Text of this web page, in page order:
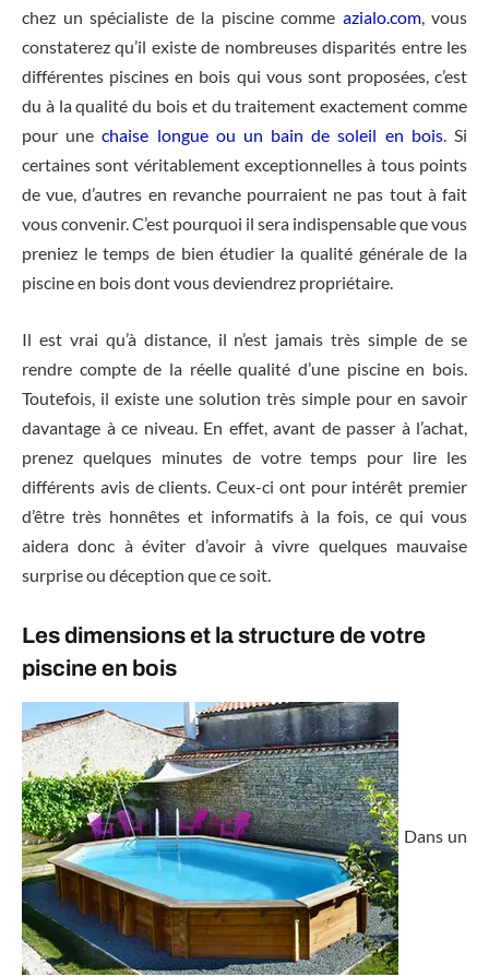
chez un spécialiste de la piscine comme azialo.com, vous
constaterez qu’il existe de nombreuses disparités entre les
différentes piscines en bois qui vous sont proposées, c’est
du à la qualité du bois et du traitement exactement comme
pour unechaise longue ou un bain de soleil en bois. Si
certaines sont véritablement exceptionnelles à tous points
de vue, d’autres en revanche pourraient ne pas tout à fait
vous convenir. C’est pourquoi il sera indispensable que vous
preniez le temps de bien étudier la qualité générale de la
piscine en bois dont vous deviendrez propriétaire.
Il est vrai qu’à distance, il n’est jamais très simple de se
rendre compte de la réelle qualité d’une piscine en bois.
Toutefois, il existe une solution très simple pour en savoir
davantage à ce niveau. En effet, avant de passer à l’achat,
prenez quelques minutes de votre temps pour lire les
différents avis de clients. Ceux-ci ont pour intérêt premier
d’être très honnêtes et informatifs à la fois, ce qui vous
aidera donc à éviter d’avoir à vivre quelques mauvaise
surprise ou déception que ce soit.
Les dimensions et la structure de votre
piscine en bois
Dans un